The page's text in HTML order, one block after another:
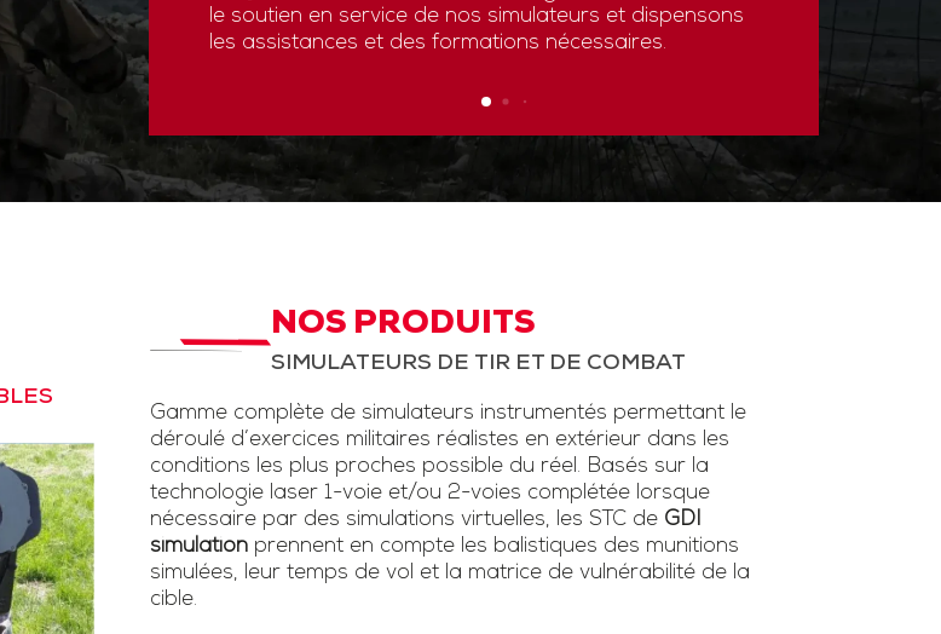
le soutien en service de nos simulateurs et dispensons
les assistances et des formations nécessaires.
NOS PRODUITS
SIMULATEURS DE TIR ET DE COMBAT
Gamme complète de simulateurs instrumentés permettant le
déroulé d’exercices militaires réalistes en extérieur dans les
conditions les plus proches possible du réel. Basés sur la
technologie laser 1-voie et/ou 2-voies complétée lorsque
nécessaire par des simulations virtuelles, les STC de GDI
simulation prennent en compte les balistiques des munitions
simulées, leur temps de vol et la matrice de vulnérabilité de la
cible.